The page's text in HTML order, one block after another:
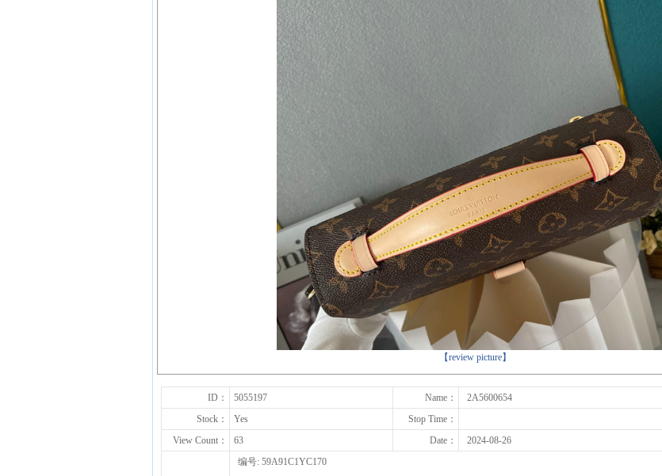
【review picture】
下一张
ID： 5055197 Name：
2A5600654
Stock：
Yes
Stop Time：
View Count：
63 Date：
2024-08-26
编号: 59A91C1YC170